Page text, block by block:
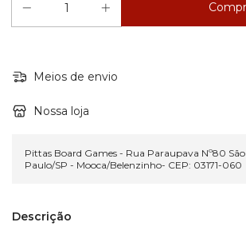
Meios de envio
Nossa loja
Pittas Board Games - Rua Paraupava Nº80 São
Paulo/SP - Mooca/Belenzinho- CEP: 03171-060
Descrição